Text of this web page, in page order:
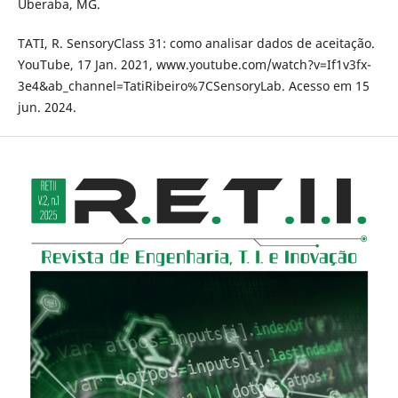
Uberaba, MG.
TATI, R. SensoryClass 31: como analisar dados de aceitação.
YouTube, 17 Jan. 2021, www.youtube.com/watch?v=If1v3fx-
3e4&ab_channel=TatiRibeiro%7CSensoryLab. Acesso em 15
jun. 2024.